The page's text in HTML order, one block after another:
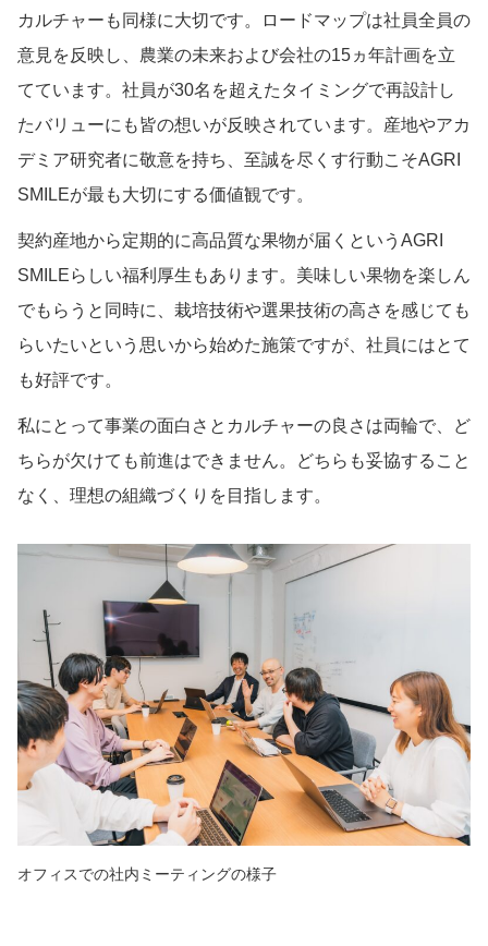
カルチャーも同様に大切です。ロードマップは社員全員の
意見を反映し、農業の未来および会社の15ヵ年計画を立
てています。社員が30名を超えたタイミングで再設計し
たバリューにも皆の想いが反映されています。産地やアカ
デミア研究者に敬意を持ち、至誠を尽くす行動こそAGRI
SMILEが最も大切にする価値観です。
契約産地から定期的に高品質な果物が届くというAGRI
SMILEらしい福利厚生もあります。美味しい果物を楽しん
でもらうと同時に、栽培技術や選果技術の高さを感じても
らいたいという思いから始めた施策ですが、社員にはとて
も好評です。
私にとって事業の面白さとカルチャーの良さは両輪で、ど
ちらが欠けても前進はできません。どちらも妥協すること
なく、理想の組織づくりを目指します。
オフィスでの社内ミーティングの様子